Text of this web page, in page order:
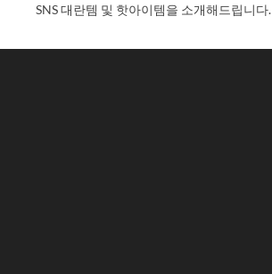
SNS 대란템 및 핫아이템을 소개해드립니다.